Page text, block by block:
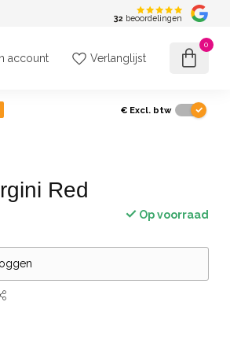
32 beoordelingen
account Verlanglijst
0
€ Excl. btw
Red
Op voorraad